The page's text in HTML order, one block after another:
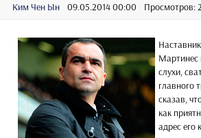
Ким Чен Ын 09.05.2014 00:00 Просмотров:
Мартинес
слухи,
главного
сказав,
как
адрес его